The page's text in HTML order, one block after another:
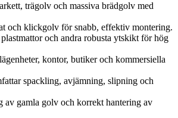
trägolv och massiva brädgolv med
och klickgolv för snabb, effektiv montering.
och andra robusta ytskikt för hög
kontor, butiker och kommersiella
spackling, avjämning, slipning och
av gamla golv och korrekt hantering av